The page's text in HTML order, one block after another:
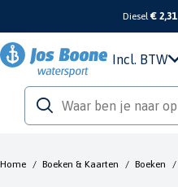
Diesel€ 2,31
Incl. BTW
Home / Boeken & Kaarten / Boeken /